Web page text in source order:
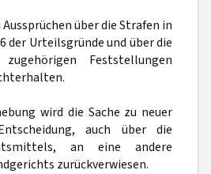
über die Strafen in
der Urteilsgründe und über die
Feststellungen
wird die Sache zu neuer
auch über die
an eine andere
zurückverwiesen.